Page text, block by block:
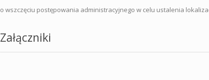
o wszczęciu postępowania administracyjnego w celu ustalenia
Załączniki